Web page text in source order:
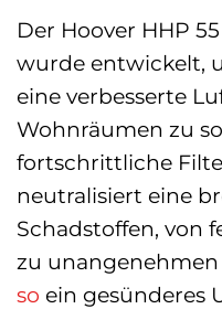
Der Hoover HHP
wurde entwickelt,
eine verbesserte
Wohnräumen zu
fortschrittliche
neutralisiert eine
Schadstoffen, von
zu
so ein gesünderes